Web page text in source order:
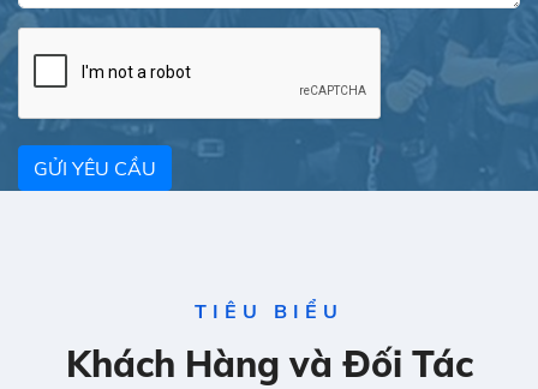
GỬI YÊU CẦU
TIÊU BIỂU
Khách Hàng và Đối Tác